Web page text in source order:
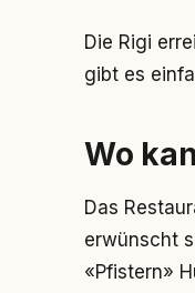
Die Rigi
gibt es
Wo
Das
erwünscht
«Pfistern»